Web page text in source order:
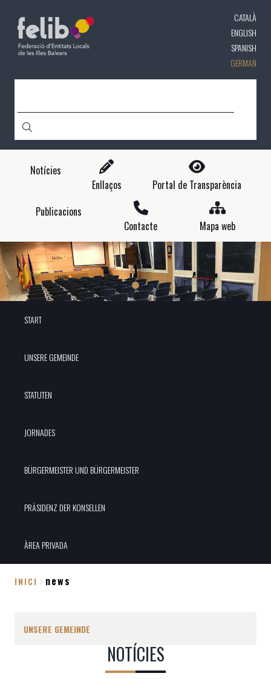
CATALÀ
ENGLISH
SPANISH
GERMAN
Notícies
Enllaços
Portal de Transparència
Publicacions
Contacte
Mapa web
START
UNSERE GEMEINDE
STATUTEN
JORNADES
BÜRGERMEISTER UND BÜRGERMEISTER
PRÄSIDENZ DER KONSELLEN
ÀREA PRIVADA
INICI news
UNSERE GEMEINDE
NOTÍCIES